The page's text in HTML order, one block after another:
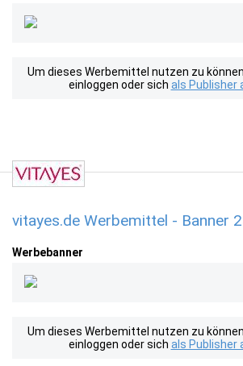
Um dieses Werbemittel nutzen zu
einloggen oder sich als Publisher
vitayes.de Werbemittel - Banner
Werbebanner
Um dieses Werbemittel nutzen zu
einloggen oder sich als Publisher